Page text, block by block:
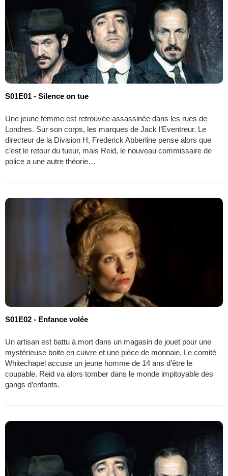
S01E01 - Silence on tue
Une jeune femme est retrouvée assassinée dans les rues de
Londres. Sur son corps, les marques de Jack l’Eventreur. Le
directeur de la Division H, Frederick Abberline pense alors que
c’est le retour du tueur, mais Reid, le nouveau commissaire de
police a une autre théorie…
S01E02 - Enfance volée
Un artisan est battu à mort dans un magasin de jouet pour une
mystérieuse boite en cuivre et une pièce de monnaie. Le comité
Whitechapel accuse un jeune homme de 14 ans d’être le
coupable. Reid va alors tomber dans le monde impitoyable des
gangs d’enfants.